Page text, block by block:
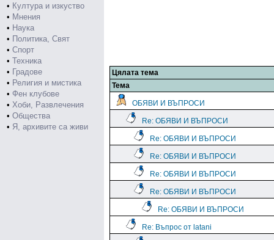
• Култура и изкуство
• Мнения
• Наука
• Политика, Свят
• Спорт
• Техника
• Градове
• Религия и мистика
• Фен клубове
• Хоби, Развлечения
• Общества
• Я, архивите са живи
Цялата тема
Тема
ОБЯВИ И ВЪПРОСИ
Re: ОБЯВИ И ВЪПРОСИ
Re: ОБЯВИ И ВЪПРОСИ
Re: ОБЯВИ И ВЪПРОСИ
Re: ОБЯВИ И ВЪПРОСИ
Re: ОБЯВИ И ВЪПРОСИ
Re: ОБЯВИ И ВЪПРОСИ
Re: Въпрос от latani